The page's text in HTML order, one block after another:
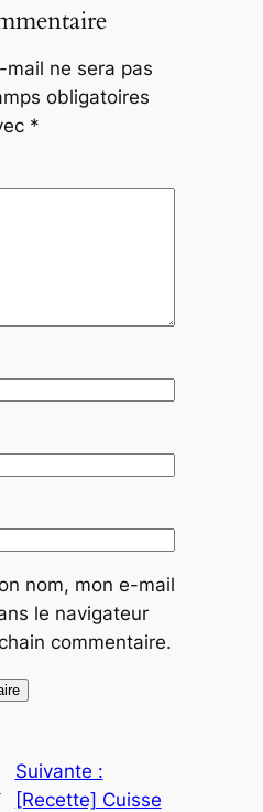
ne sera pas
obligatoires
*
nom, mon e-mail
le navigateur
commentaire.
Suivante :
[Recette] Cuisse